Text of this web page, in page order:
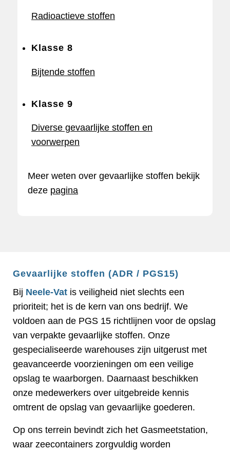
Radioactieve stoffen
Klasse 8
Bijtende stoffen
Klasse 9
Diverse gevaarlijke stoffen en
voorwerpen
Meer weten over gevaarlijke stoffen bekijk
deze pagina
Gevaarlijke stoffen (ADR / PGS15)
Bij Neele-Vat is veiligheid niet slechts een
prioriteit; het is de kern van ons bedrijf. We
voldoen aan de PGS 15 richtlijnen voor de opslag
van verpakte gevaarlijke stoffen. Onze
gespecialiseerde warehouses zijn uitgerust met
geavanceerde voorzieningen om een veilige
opslag te waarborgen. Daarnaast beschikken
onze medewerkers over uitgebreide kennis
omtrent de opslag van gevaarlijke goederen.
Op ons terrein bevindt zich het Gasmeetstation,
waar zeecontainers zorgvuldig worden